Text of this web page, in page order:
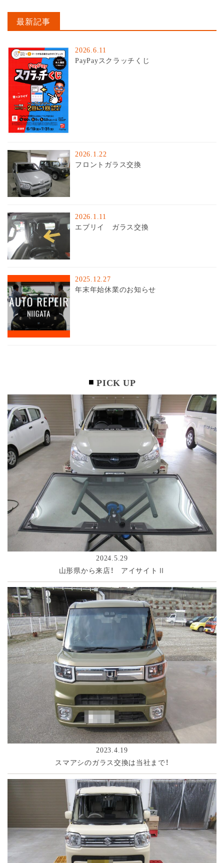
最新記事
2026.6.11
PayPayスクラッチくじ
2026.1.22
フロントガラス交換
2026.1.11
エブリイ ガラス交換
2025.12.27
年末年始休業のお知らせ
PICK UP
2024.5.29
山形県から来店！ アイサイトⅡ
2023.4.19
スマアシのガラス交換は当社まで！